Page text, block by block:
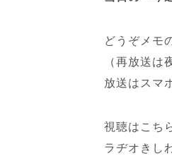
どうぞメモ
（再放送は
放送はスマ
視聴はこち
ラヂオきし